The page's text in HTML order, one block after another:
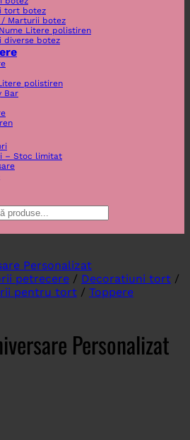
tort botez
/ Marturii botez
Litere polistiren
diverse botez
polistiren
Bar
– Stoc limitat
petrecere / Decoratiuni tort /
pentru tort / Toppere
Personalizat